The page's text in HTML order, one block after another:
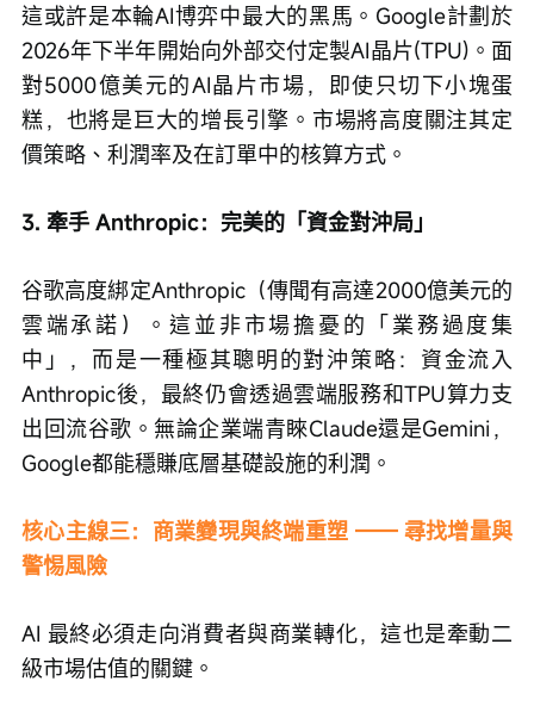
這或許是本輪AI博弈中最大的黑馬。Google計劃於
2026年下半年開始向外部交付定製AI晶片(TPU)。面
對5000億美元的AI晶片市場，即使只切下小塊蛋
糕，也將是巨大的增長引擎。市場將高度關注其定
價策略、利潤率及在訂單中的核算方式。
3. 牽手 Anthropic：完美的「資金對沖局」
谷歌高度綁定Anthropic（傳聞有高達2000億美元的
雲端承諾）。這並非市場擔憂的「業務過度集
中」，而是一種極其聰明的對沖策略：資金流入
Anthropic後，最終仍會透過雲端服務和TPU算力支
出回流谷歌。無論企業端青睞Claude還是Gemini，
Google都能穩賺底層基礎設施的利潤。
核心主線三：商業變現與終端重塑 —— 尋找增量與
警惕風險
AI 最終必須走向消費者與商業轉化，這也是牽動二
級市場估值的關鍵。